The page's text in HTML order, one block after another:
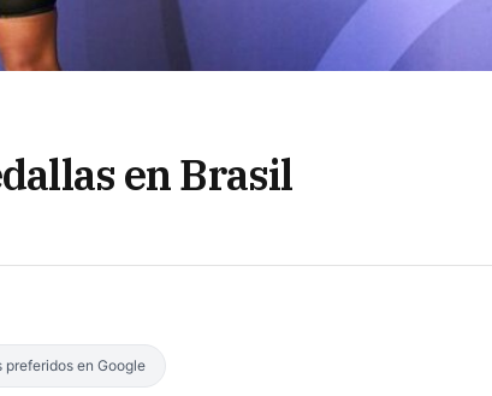
en Brasil
preferidos en Google